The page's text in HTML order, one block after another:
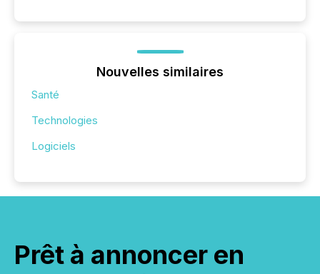
Nouvelles similaires
Santé
Technologies
Logiciels
Prêt à annoncer en